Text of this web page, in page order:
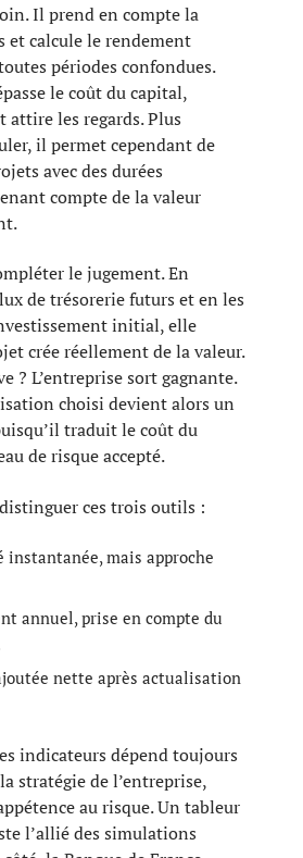
Il prend en compte la
et calcule le rendement
périodes confondues.
le coût du capital,
attire les regards. Plus
il permet cependant de
avec des durées
compte de la valeur
le jugement. En
de trésorerie futurs et en les
initial, elle
crée réellement de la valeur.
? L’entreprise sort gagnante.
choisi devient alors un
traduit le coût du
de risque accepté.
ces trois outils :
instantanée, mais approche
annuel, prise en compte du
nette après actualisation
indicateurs dépend toujours
stratégie de l’entreprise,
au risque. Un tableur
l’allié des simulations